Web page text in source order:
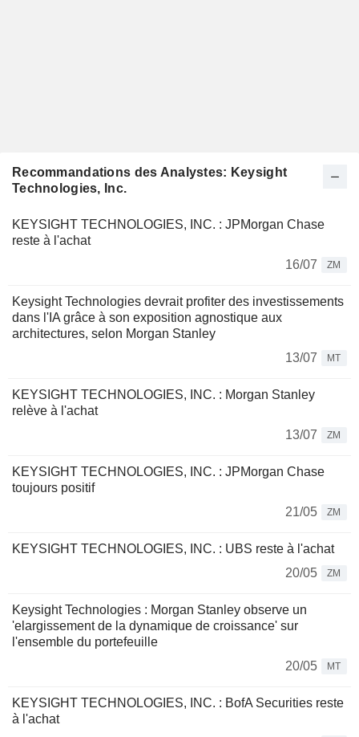
Recommandations des Analystes: Keysight
Technologies, Inc.
KEYSIGHT TECHNOLOGIES, INC. : JPMorgan Chase
reste à l'achat
16/07
ZM
Keysight Technologies devrait profiter des investissements
dans l'IA grâce à son exposition agnostique aux
architectures, selon Morgan Stanley
13/07
MT
KEYSIGHT TECHNOLOGIES, INC. : Morgan Stanley
relève à l'achat
13/07
ZM
KEYSIGHT TECHNOLOGIES, INC. : JPMorgan Chase
toujours positif
21/05
ZM
KEYSIGHT TECHNOLOGIES, INC. : UBS reste à l'achat
20/05
ZM
Keysight Technologies : Morgan Stanley observe un
'elargissement de la dynamique de croissance' sur
l'ensemble du portefeuille
20/05
MT
KEYSIGHT TECHNOLOGIES, INC. : BofA Securities reste
à l'achat